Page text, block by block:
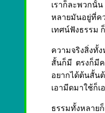
เราก็ละพวกนั้
หลายมันอยู่ที่ค
เทศน์ฟังธรรม
ความจริงสิ่งทั้
สั้นก็มี ตรงก็มี
อยากได้ต้นสั้น
เอามีดมาใช้ก็
ธรรมทั้งหลาย